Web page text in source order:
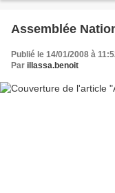
Assemblée
Publié le 14/01/2008 à
Par illassa.benoit